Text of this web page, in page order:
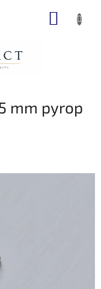
mm pyrop